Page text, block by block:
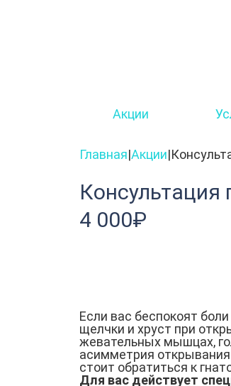
Акции
Главная|Акции|
Консультация
4 000₽
Если вас беспокоят
щелчки и хруст при
жевательных мышцах,
асимметрия
стоит обратиться к
Для вас действует